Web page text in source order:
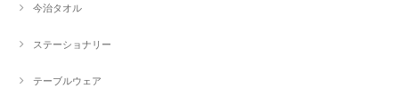
今治タオル
ステーショナリー
テーブルウェア